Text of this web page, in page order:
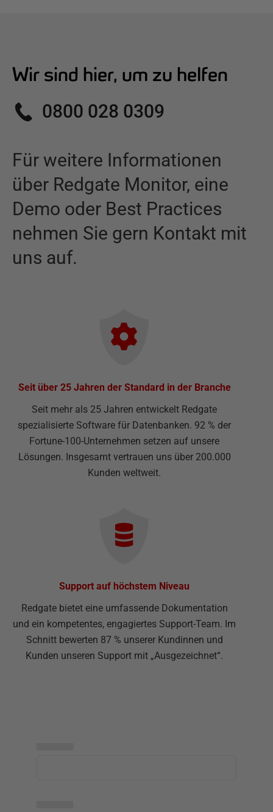
Wir sind hier, um zu helfen
0800 028 0309
Für weitere Informationen
über Redgate Monitor, eine
Demo oder Best Practices
nehmen Sie gern Kontakt mit
uns auf.
Seit über 25 Jahren der Standard in der Branche
Seit mehr als 25 Jahren entwickelt Redgate
spezialisierte Software für Datenbanken. 92 % der
Fortune-100-Unternehmen setzen auf unsere
Lösungen. Insgesamt vertrauen uns über 200.000
Kunden weltweit.
Support auf höchstem Niveau
Redgate bietet eine umfassende Dokumentation
und ein kompetentes, engagiertes Support-Team. Im
Schnitt bewerten 87 % unserer Kundinnen und
Kunden unseren Support mit „Ausgezeichnet“.